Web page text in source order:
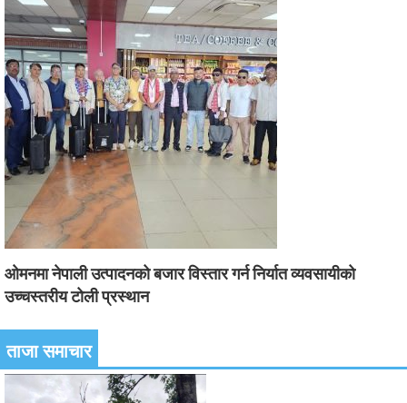
ओमनमा नेपाली उत्पादनको बजार विस्तार गर्न निर्यात व्यवसायीको
उच्चस्तरीय टोली प्रस्थान
ताजा समाचार